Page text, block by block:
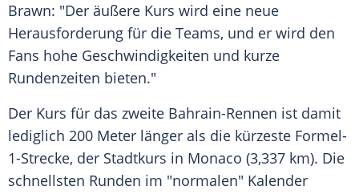
Brawn: "Der äußere Kurs wird eine neue
Herausforderung für die Teams, und er wird den
Fans hohe Geschwindigkeiten und kurze
Rundenzeiten bieten."
Der Kurs für das zweite Bahrain-Rennen ist damit
lediglich 200 Meter länger als die kürzeste Formel-
1-Strecke, der Stadtkurs in Monaco (3,337 km). Die
schnellsten Runden im "normalen" Kalender